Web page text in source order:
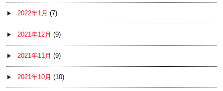
2022年1月 (7)
2021年12月 (9)
2021年11月 (9)
2021年10月 (10)